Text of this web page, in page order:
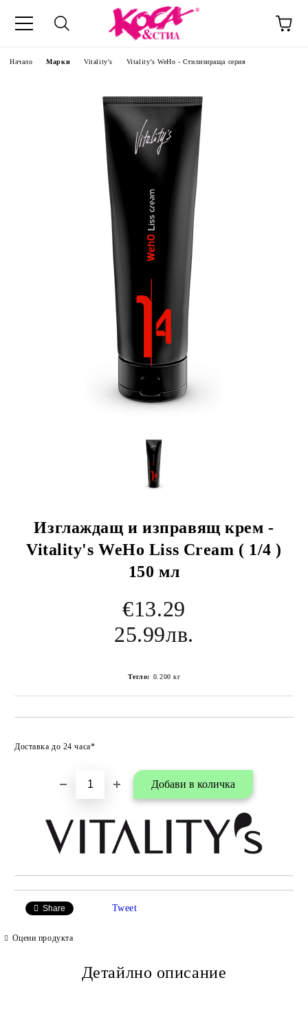
Начало Марки Vitality's Vitality’s WeHo - Стилизираща серия
Изглаждащ и изправящ крем -
Vitality's WeHo Liss Cream ( 1/4 )
150 мл
€13.29
25.99лв.
Тегло: 0.200 кг
Доставка до 24 часа*
Share Tweet
Оцени продукта
Детайлно описание